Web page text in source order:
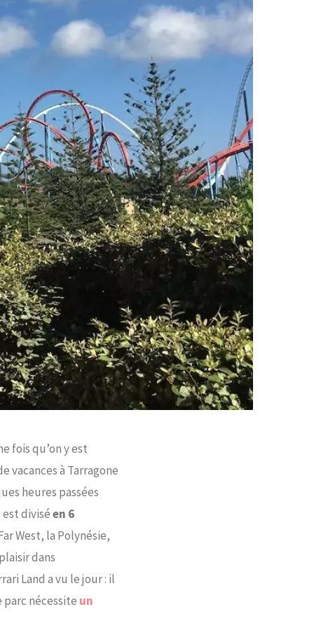
fois qu’on y est
vacances à Tarragone
heures passées
diviséen 6
West, la Polynésie,
dans
Land a vu le jour : il
parc nécessite un